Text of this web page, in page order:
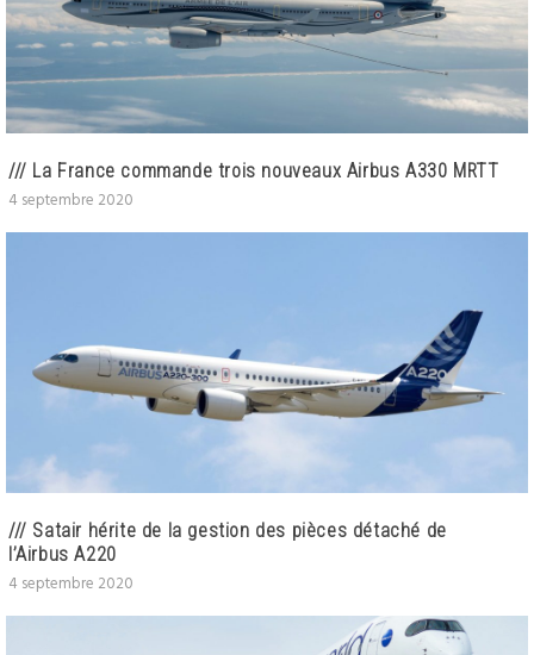
/// La France commande trois nouveaux Airbus A330 MRTT
4 septembre 2020
/// Satair hérite de la gestion des pièces détaché de
l’Airbus A220
4 septembre 2020